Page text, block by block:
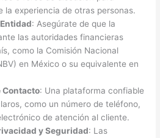
la experiencia de otras personas.
: Asegúrate de que la
las autoridades financieras
como la Comisión Nacional
en México o su equivalente en
Contacto: Una plataforma confiable
como un número de teléfono,
de atención al cliente.
y Seguridad: Las